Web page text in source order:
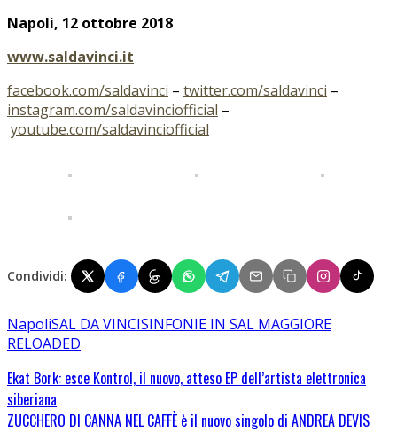
Napoli, 12 ottobre 2018
www.saldavinci.it
facebook.com/saldavinci – twitter.com/saldavinci –
instagram.com/saldavinciofficial –
youtube.com/saldavinciofficial
Condividi:
NapoliSAL DA VINCISINFONIE IN SAL MAGGIORE
RELOADED
Ekat Bork: esce Kontrol, il nuovo, atteso EP dell’artista elettronica
siberiana
ZUCCHERO DI CANNA NEL CAFFÈ è il nuovo singolo di ANDREA DEVIS